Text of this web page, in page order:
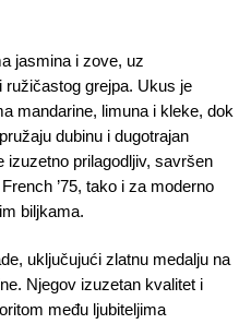
jasmina i zove, uz
grejpa. Ukus je
mandarine, limuna i kleke, dok
dubinu i dugotrajan
prilagodljiv, savršen
’75, tako i za moderno
biljkama.
uključujući zlatnu medalju na
Njegov izuzetan kvalitet i
među ljubiteljima